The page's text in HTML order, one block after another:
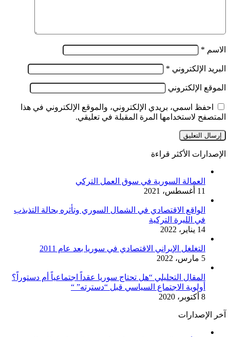
الاسم *
البريد الإلكتروني *
الموقع الإلكتروني
احفظ اسمي، بريدي الإلكتروني، والموقع الإلكتروني في هذا
المتصفح لاستخدامها المرة المقبلة في تعليقي.
الإصدارات الأكثر قراءة
العمالة السورية في سوق العمل التركي
11 أغسطس، 2021
الواقع الاقتصادي في الشمال السوري وتأثره بحالة التذبذب
في الليرة التركية
14 يناير، 2022
التغلغل الإيراني الاقتصادي في سوريا بعد عام 2011
5 مارس، 2022
المقال التحليلي “هل تحتاج سوريا عقداً اجتماعياً أم دستوراً؟
أولوية الاجتماع السياسي قبل “دسترته” “
8 أكتوبر، 2020
آخر الإصدارات